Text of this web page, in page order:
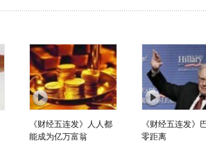
《财经五连发》人人都
能成为亿万富翁
《财经五连发》
零距离